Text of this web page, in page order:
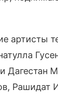
артисты
Рашидат